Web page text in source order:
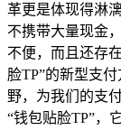
革更是体现得淋
不携带大量现金
不便，而且还存
脸TP”的新型支
野，为我们的支
“钱包贴脸TP”，